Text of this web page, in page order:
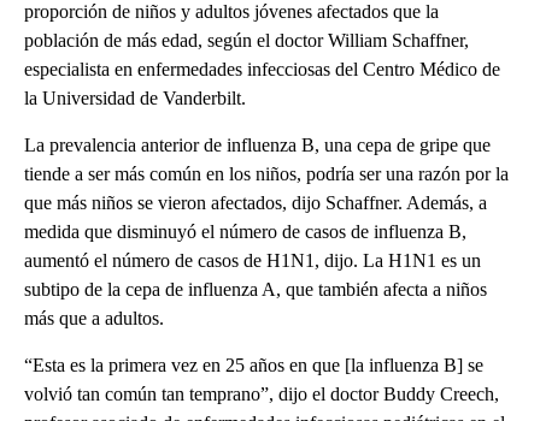
proporción de niños y adultos jóvenes afectados que la
población de más edad, según el doctor William Schaffner,
especialista en enfermedades infecciosas del Centro Médico de
la Universidad de Vanderbilt.
La prevalencia anterior de influenza B, una cepa de gripe que
tiende a ser más común en los niños, podría ser una razón por la
que más niños se vieron afectados, dijo Schaffner. Además, a
medida que disminuyó el número de casos de influenza B,
aumentó el número de casos de H1N1, dijo. La H1N1 es un
subtipo de la cepa de influenza A, que también afecta a niños
más que a adultos.
“Esta es la primera vez en 25 años en que [la influenza B] se
volvió tan común tan temprano”, dijo el doctor Buddy Creech,